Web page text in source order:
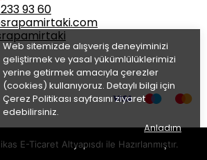
Web sitemizde alışveriş deneyiminizi
geliştirmek ve yasal yükümlülüklerimizi
yerine getirmek amacıyla çerezler
(cookies) kullanıyoruz. Detaylı bilgi için
Çerez Politikası sayfasını ziyaret
edebilirsiniz.
Anladım
93 60
ikas E-Ticaret Altyapısdı ile Hazırlanmıştır.